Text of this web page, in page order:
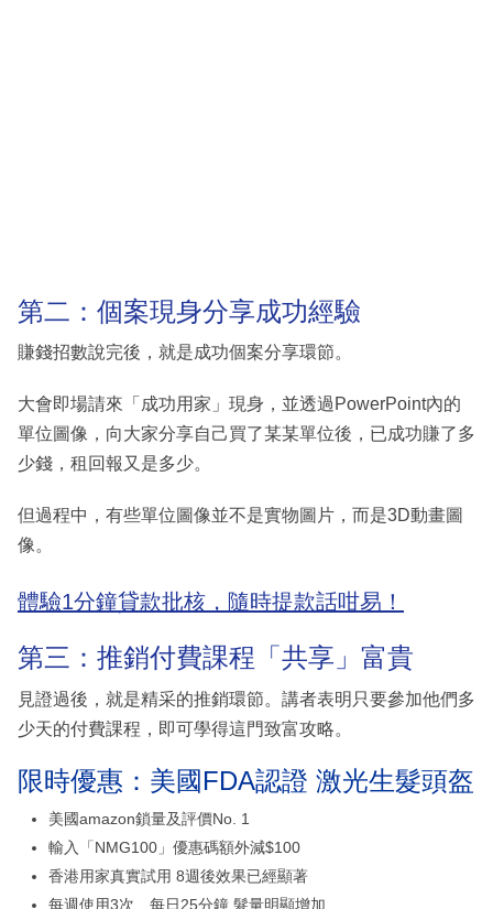
第二：個案現身分享成功經驗
賺錢招數說完後，就是成功個案分享環節。
大會即場請來「成功用家」現身，並透過PowerPoint內的
單位圖像，向大家分享自己買了某某單位後，已成功賺了多
少錢，租回報又是多少。
但過程中，有些單位圖像並不是實物圖片，而是3D動畫圖
像。
體驗1分鐘貸款批核，隨時提款話咁易！
第三：推銷付費課程「共享」富貴
見證過後，就是精采的推銷環節。講者表明只要參加他們多
少天的付費課程，即可學得這門致富攻略。
限時優惠：美國FDA認證 激光生髮頭盔
美國amazon鎖量及評價No. 1
輸入「NMG100」優惠碼額外減$100
香港用家真實試用 8週後效果已經顯著
每週使用3次、每日25分鐘 髮量明顯增加